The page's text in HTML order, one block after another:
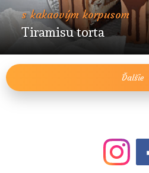
s kakaovým korpusom
Tiramisu torta
Ďalšie